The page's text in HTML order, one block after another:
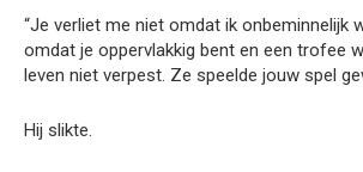
“Je verliet me niet omdat ik onbeminnelijk
omdat je oppervlakkig bent en een trofee
leven niet verpest. Ze speelde jouw spel
Hij slikte.